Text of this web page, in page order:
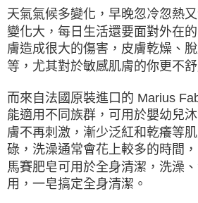
天氣氣候多變化，早晚忽冷忽熱
變化大，每日生活還要面對外在
膚造成很大的傷害，皮膚乾燥、
等，尤其對於敏感肌膚的你更不舒
而來自法國原裝進口的 Marius
能適用不同族群，可用於嬰幼兒
膚不再刺激，漸少泛紅和乾癢等
碌，洗澡通常會花上較多的時間
馬賽肥皂可用於全身清潔，洗澡
用，一皂搞定全身清潔。